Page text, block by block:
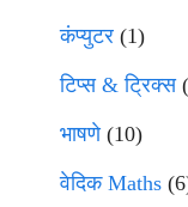
कंप्युटर (1)
टिप्स & ट्रिक्स
भाषणे(10)
वेदिक Maths